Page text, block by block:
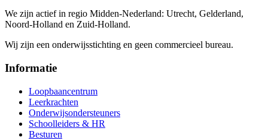
We zijn actief in regio Midden-Nederland: Utrecht, Gelderland,
Noord-Holland en Zuid-Holland.
Wij zijn een onderwijsstichting en geen commercieel bureau.
Informatie
Loopbaancentrum
Leerkrachten
Onderwijsondersteuners
Schoolleiders & HR
Besturen